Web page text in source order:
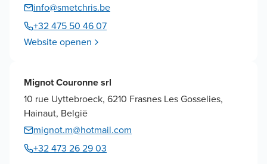
info@smetchris.be
+32 475 50 46 07
Website openen
Mignot Couronne srl
10 rue Uyttebroeck, 6210 Frasnes Les Gosselies,
Hainaut, België
mignot.m@hotmail.com
+32 473 26 29 03